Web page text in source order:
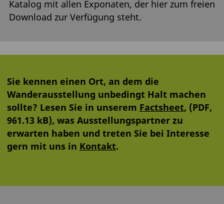
Katalog mit allen Exponaten, der hier zum freien
Download zur Verfügung steht.
Sie kennen einen Ort, an dem die
Wanderausstellung unbedingt Halt machen
sollte? Lesen Sie in unserem Factsheet, (PDF,
961.13 kB), was Ausstellungspartner zu
erwarten haben und treten Sie bei Interesse
gern mit uns in Kontakt.